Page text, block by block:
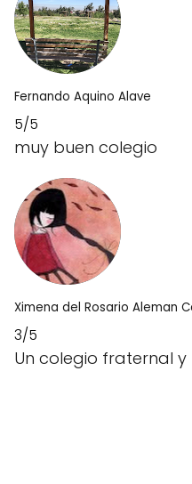
Fernando Aquino Alave
5/5
muy buen colegio
Ximena del Rosario Aleman
3/5
Un colegio fraternal